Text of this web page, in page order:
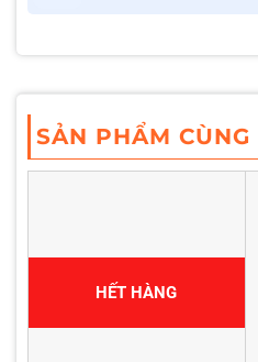
SẢN PHẨM CÙNG
HẾT HÀNG